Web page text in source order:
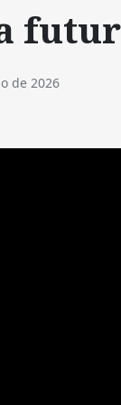
de 2026